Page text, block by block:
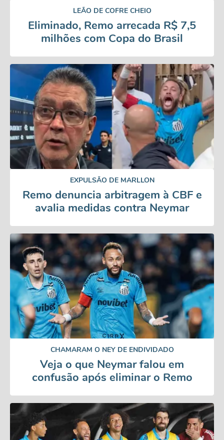
LEÃO DE COFRE CHEIO
Eliminado, Remo arrecada R$ 7,5
milhões com Copa do Brasil
EXPULSÃO DE MARLLON
Remo denuncia arbitragem à CBF e
avalia medidas contra Neymar
CHAMARAM O NEY DE ENDIVIDADO
Veja o que Neymar falou em
confusão após eliminar o Remo